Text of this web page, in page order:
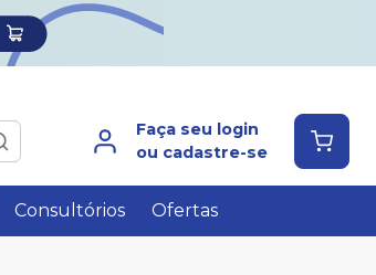
Faça seu login
ou cadastre-se
Consultórios Ofertas